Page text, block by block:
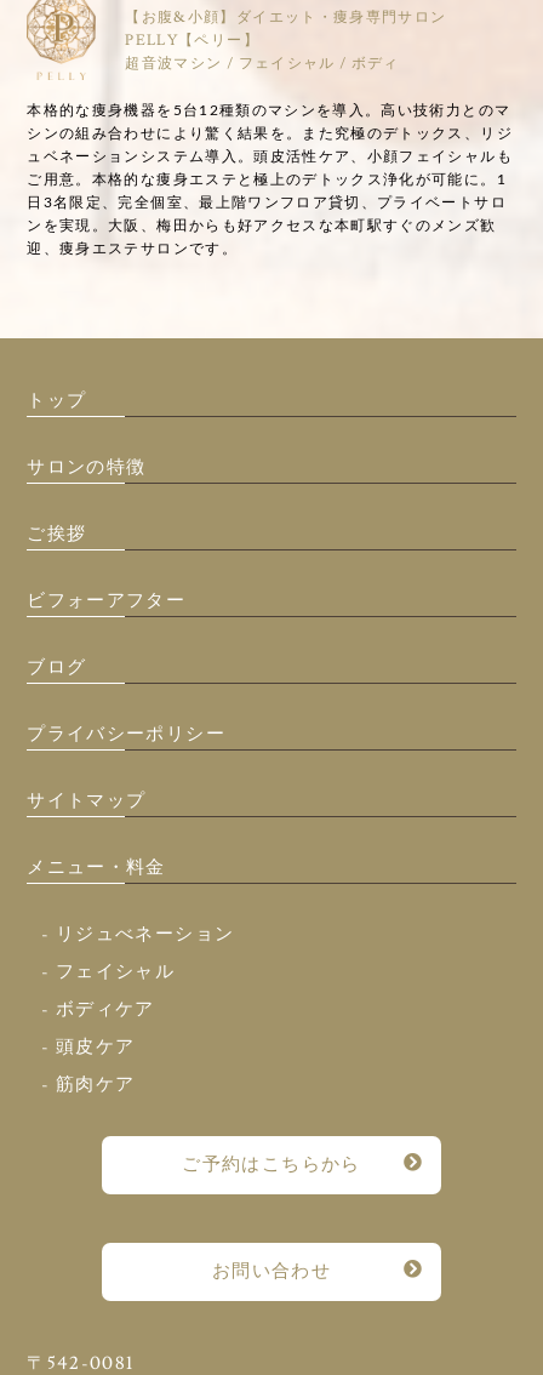
【お腹&小顔】ダイエット・痩身専門サロン
PELLY【ペリー】
超音波マシン / フェイシャル / ボディ
本格的な痩身機器を5台12種類のマシンを導入。高い技術力とのマ
シンの組み合わせにより驚く結果を。また究極のデトックス、リジ
ュベネーションシステム導入。頭皮活性ケア、小顔フェイシャルも
ご用意。本格的な痩身エステと極上のデトックス浄化が可能に。1
日3名限定、完全個室、最上階ワンフロア貸切、プライベートサロ
ンを実現。大阪、梅田からも好アクセスな本町駅すぐのメンズ歓
迎、痩身エステサロンです。
トップ
サロンの特徴
ご挨拶
ビフォーアフター
ブログ
プライバシーポリシー
サイトマップ
メニュー・料金
- リジュべネーション
- フェイシャル
- ボディケア
- 頭皮ケア
- 筋肉ケア
ご予約はこちらから
お問い合わせ
〒542-0081